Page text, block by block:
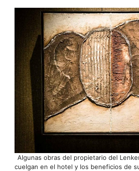
Algunas obras del propietario del
cuelgan en el hotel y los beneficios de